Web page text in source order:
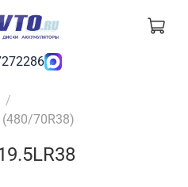
70R38)